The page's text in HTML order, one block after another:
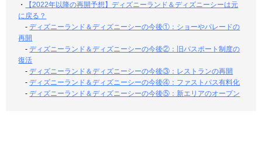
・
【2022年以降の再開予想】ディズニーランド＆ディズニーシーは元
に戻る？
-ディズニーランド＆ディズニーシーの今後①：ショーやパレードの
再開
-ディズニーランド＆ディズニーシーの今後②：旧パスポート制度の
復活
-ディズニーランド＆ディズニーシーの今後③：レストランの再開
-ディズニーランド＆ディズニーシーの今後④：ファストパス有料化
-ディズニーランド＆ディズニーシーの今後⑤：新エリアのオープン